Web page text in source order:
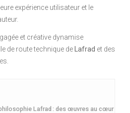
expérience utilisateur et le
et créative dynamise
de route technique de
Lafrad et des
Lafrad : des œuvres au cœur